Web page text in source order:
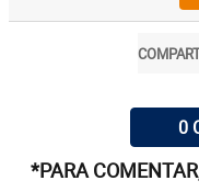
0
*PARA